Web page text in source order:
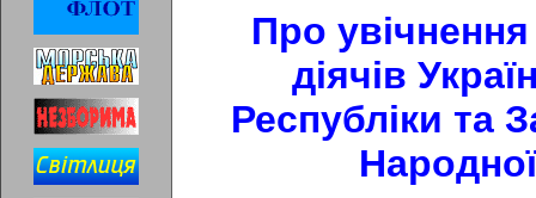
Про
діячів
Республіки та